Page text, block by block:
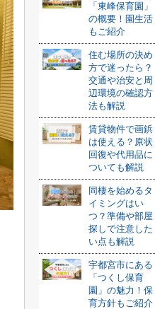
「東峰保育園」
の概要！園生活
もご紹介
住む場所の決め
方で迷ったら？
交通や治安と周
辺環境の確認方
法も解説
賃貸物件で画鋲
は使える？原状
回復や代用品に
ついても解説
同棲を始めるタ
イミングはい
つ？準備や部屋
探しで注意した
い点も解説
宇都宮市にある
「つくし保育
園」の魅力！保
育方針もご紹介